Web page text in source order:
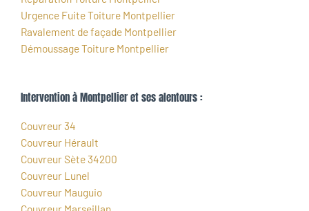
Urgence Fuite Toiture Montpellier
Ravalement de façade Montpellier
Démoussage Toiture Montpellier
Intervention à Montpellier et ses alentours :
Couvreur 34
Couvreur Hérault
Couvreur Sète 34200
Couvreur Lunel
Couvreur Mauguio